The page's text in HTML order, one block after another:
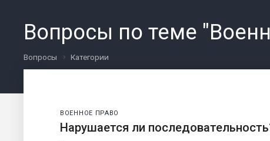
Вопросы по теме
Вопросы Категории
ВОЕННОЕ ПРАВО
Нарушается ли